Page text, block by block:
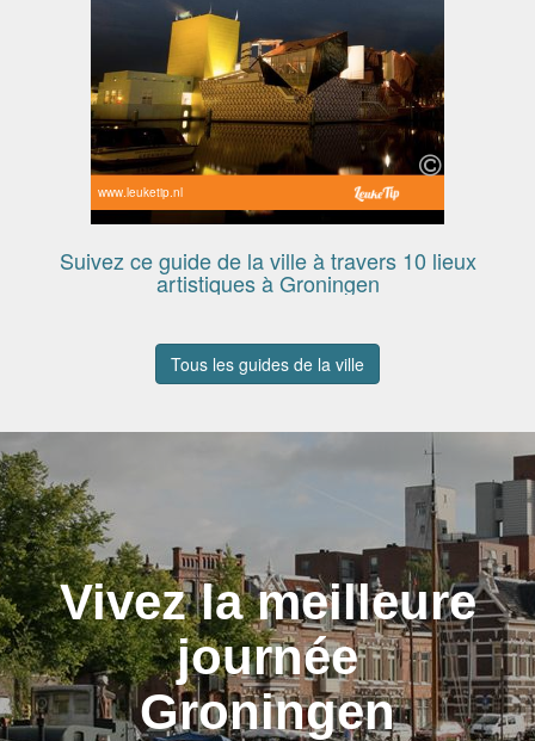
www.leuketip.nl
Suivez ce guide de la ville à travers 10 lieux
artistiques à Groningen
Tous les guides de la ville
Vivez la meilleure
journée
Groningen